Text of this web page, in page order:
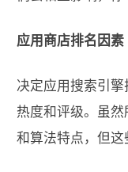
应用商店排名因素
决定应用搜索引擎
热度和评级。虽
和算法特点，但这